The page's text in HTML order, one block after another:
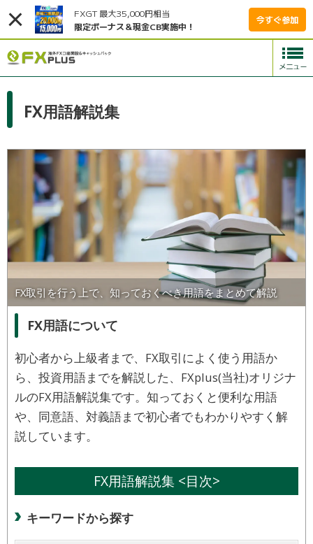
FXGT 最大35,000円相当
限定ボーナス＆現金CB実施中！
今すぐ参加
FX用語解説集
FX取引を行う上で、知っておくべき用語をまとめて解説
FX用語について
初心者から上級者まで、FX取引によく使う用語か
ら、投資用語までを解説した、FXplus(当社)オリジナ
ルのFX用語解説集です。知っておくと便利な用語
や、同意語、対義語まで初心者でもわかりやすく解
説しています。
FX用語解説集 <目次>
キーワードから探す